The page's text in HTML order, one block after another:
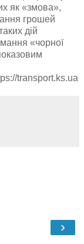
як «змова»,
грошей
дій
«чорної
transport.ks.ua
›